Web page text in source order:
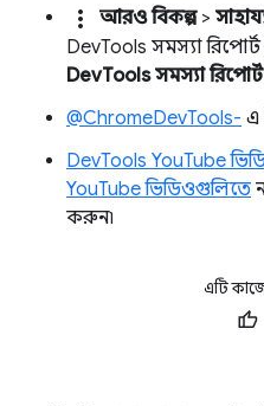
more_vert আরও বিকল্প>
DevTools সমস্যা
DevTools সমস্যা
@ChromeDevTools- এ
DevTools YouTube
YouTube ভিডিওগুলিতে
করুন৷
এটি